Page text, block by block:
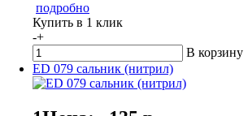
подробно
Купить в 1 клик
-+
В корзину
ED 079 сальник (нитрил)